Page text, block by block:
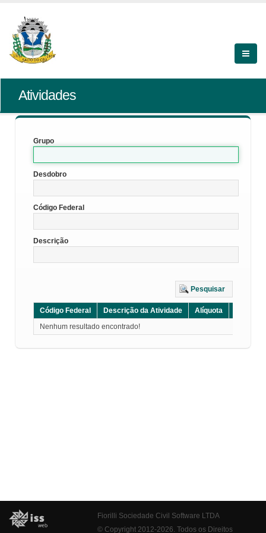
Atividades
Grupo
Desdobro
Código Federal
Descrição
Pesquisar
Código Federal Descrição da Atividade Alíquota
Nenhum resultado encontrado!
Fiorilli Sociedade Civil Software LTDA
© Copyright 2012-2026. Todos os Direitos